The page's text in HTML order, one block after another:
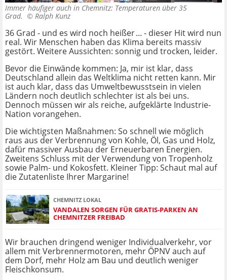
Immer häufiger auch in Chemnitz: Temperaturen über 35
Grad. © Ralph Kunz
36 Grad - und es wird noch heißer ... - dieser Hit wird nun
real. Wir Menschen haben das Klima bereits massiv
gestört. Weitere Aussichten: sonnig und trocken, leider.
Bevor die Einwände kommen: Ja, mir ist klar, dass
Deutschland allein das Weltklima nicht retten kann. Mir
ist auch klar, dass das Umweltbewusstsein in vielen
Ländern noch deutlich schlechter ist als bei uns.
Dennoch müssen wir als reiche, aufgeklärte Industrie-
Nation vorangehen.
Die wichtigsten Maßnahmen: So schnell wie möglich
raus aus der Verbrennung von Kohle, Öl, Gas und Holz,
dafür massiver Ausbau der Erneuerbaren Energien.
Zweitens Schluss mit der Verwendung von Tropenholz
sowie Palm- und Kokosfett. Kleiner Tipp: Schaut mal auf
die Zutatenliste Ihrer Margarine!
CHEMNITZ LOKAL
VANDALEN SORGEN FÜR GRATIS-PARKEN AN
CHEMNITZER FREIBAD
Wir brauchen dringend weniger Individualverkehr, vor
allem mit Verbrennermotoren, mehr ÖPNV auch auf
dem Dorf, mehr Holz am Bau und deutlich weniger
Fleischkonsum.